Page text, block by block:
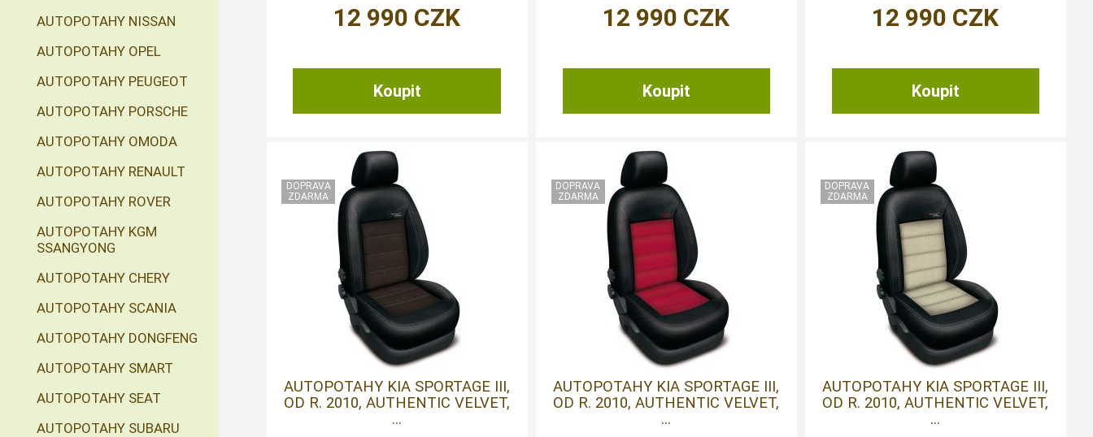
12 990 CZK 12 990 CZK 12 990 CZK
AUTOPOTAHY KIA SPORTAGE III,
OD R. 2010, AUTHENTIC VELVET,
...
AUTOPOTAHY KIA SPORTAGE III,
OD R. 2010, AUTHENTIC VELVET,
...
AUTOPOTAHY KIA SPORTAGE III,
OD R. 2010, AUTHENTIC VELVET,
...
AUTOPOTAHY NISSAN
AUTOPOTAHY OPEL
AUTOPOTAHY PEUGEOT
AUTOPOTAHY PORSCHE
AUTOPOTAHY OMODA
AUTOPOTAHY RENAULT
AUTOPOTAHY ROVER
AUTOPOTAHY KGM
SSANGYONG
AUTOPOTAHY CHERY
AUTOPOTAHY SCANIA
AUTOPOTAHY DONGFENG
AUTOPOTAHY SMART
AUTOPOTAHY SEAT
AUTOPOTAHY SUBARU